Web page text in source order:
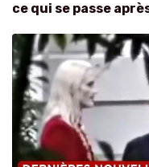
ce qui se passe